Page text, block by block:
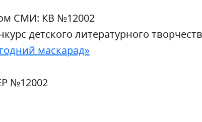
СМИ: КВ №12002
детского литературного
маскарад»
№12002